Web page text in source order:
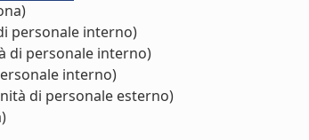
personale interno)
di personale interno)
interno)
di personale esterno)